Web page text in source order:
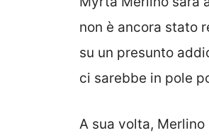
non è ancora stato
su un presunto
ci sarebbe in pole
A sua volta,